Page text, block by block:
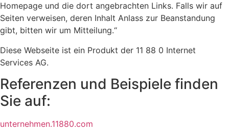
Homepage und die dort angebrachten Links. Falls wir auf
Seiten verweisen, deren Inhalt Anlass zur Beanstandung
gibt, bitten wir um Mitteilung.“
Diese Webseite ist ein Produkt der 11 88 0 Internet
Services AG.
Referenzen und Beispiele finden
Sie auf:​
unternehmen.11880.com